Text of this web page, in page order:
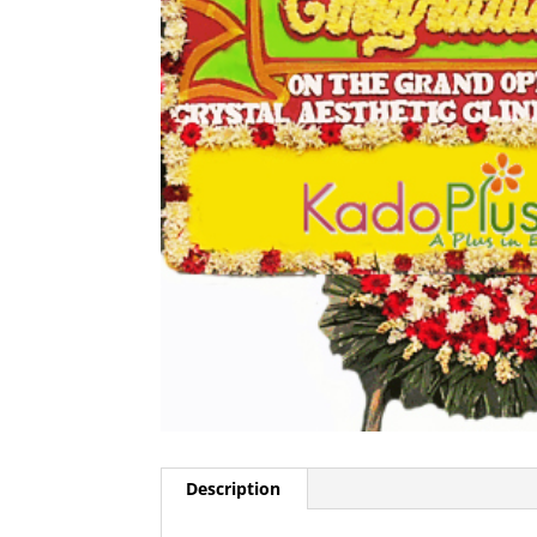
Description